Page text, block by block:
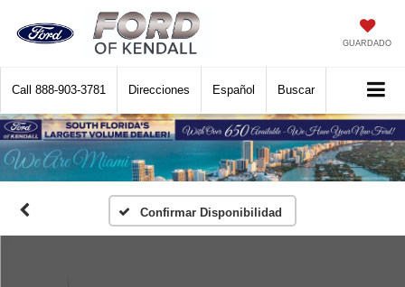
GUARDADO
Call 888-903-3781 Direcciones Español Buscar
Confirmar Disponibilidad